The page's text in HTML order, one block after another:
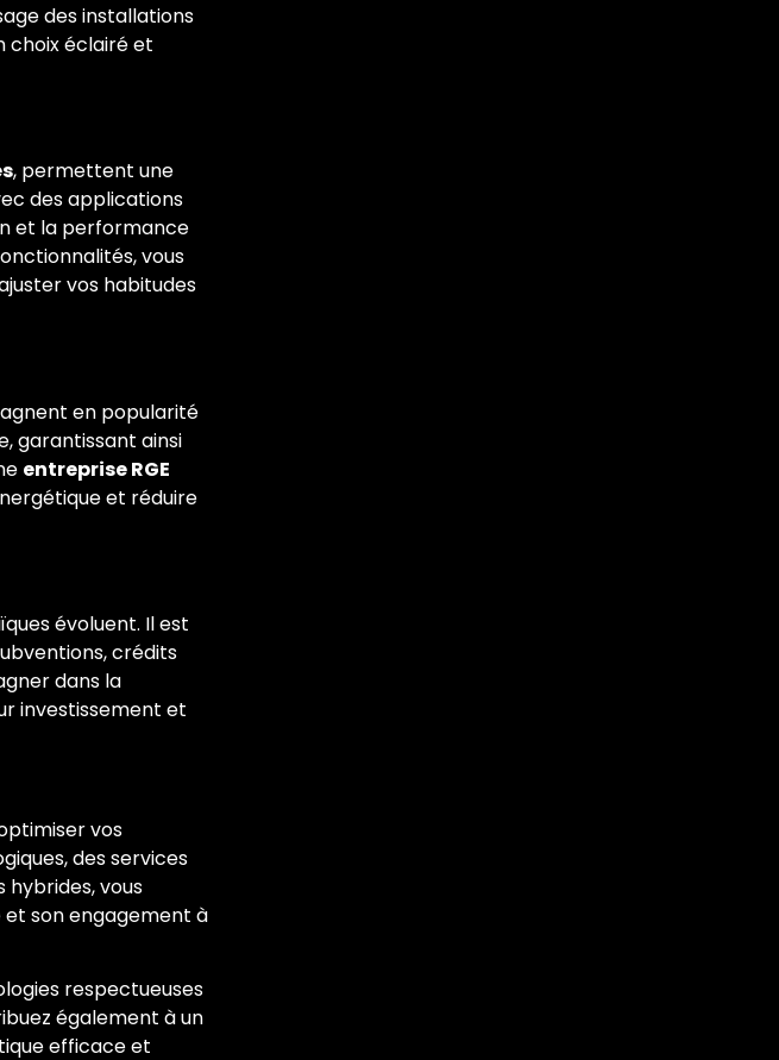
des installations
choix éclairé et
, permettent une
des applications
et la performance
vous
vos habitudes
en popularité
garantissant ainsi
entreprise RGE
et réduire
évoluent. Il est
crédits
dans la
investissement et
vos
des services
vous
et son engagement à
respectueuses
également à un
efficace et